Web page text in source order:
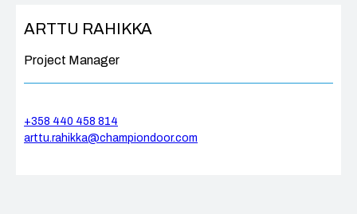
ARTTU RAHIKKA
Project Manager
+358 440 458 814
arttu.rahikka@championdoor.com